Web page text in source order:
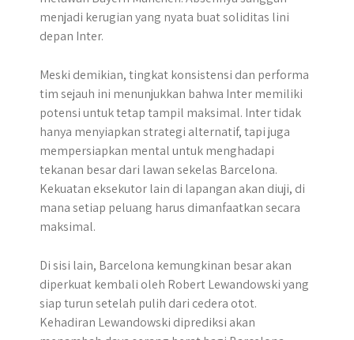
menjadi kerugian yang nyata buat soliditas lini
depan Inter.
Meski demikian, tingkat konsistensi dan performa
tim sejauh ini menunjukkan bahwa Inter memiliki
potensi untuk tetap tampil maksimal. Inter tidak
hanya menyiapkan strategi alternatif, tapi juga
mempersiapkan mental untuk menghadapi
tekanan besar dari lawan sekelas Barcelona.
Kekuatan eksekutor lain di lapangan akan diuji, di
mana setiap peluang harus dimanfaatkan secara
maksimal.
Di sisi lain, Barcelona kemungkinan besar akan
diperkuat kembali oleh Robert Lewandowski yang
siap turun setelah pulih dari cedera otot.
Kehadiran Lewandowski diprediksi akan